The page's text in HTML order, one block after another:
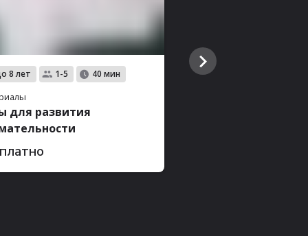
8 лет 1-5 40 мин
для развития
с 5 до 9 лет